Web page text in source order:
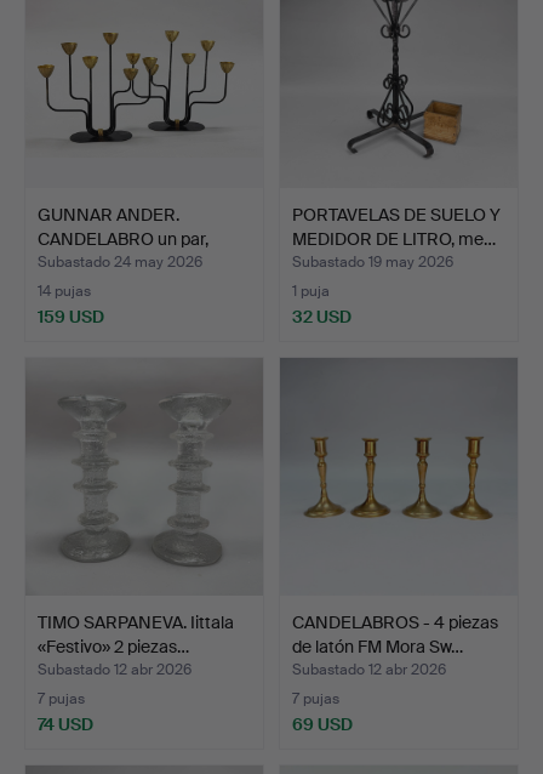
GUNNAR ANDER.
CANDELABRO un par,
Ystad Met…
Subastado 24 may 2026
14 pujas
159 USD
PORTAVELAS DE SUELO Y
MEDIDOR DE LITRO, me…
Subastado 19 may 2026
1 puja
32 USD
TIMO SARPANEVA. Iittala
«Festivo» 2 piezas…
Subastado 12 abr 2026
7 pujas
74 USD
CANDELABROS - 4 piezas
de latón FM Mora Sw…
Subastado 12 abr 2026
7 pujas
69 USD